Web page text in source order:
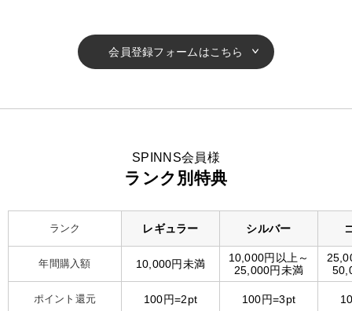
会員登録フォームはこちら
SPINNS会員様
ランク別特典
ランク
年間購入額
ポイント還元
レギュラー シルバー
10,000円未満
10,000円以上～
25,000円未満
100円=2pt 100円=3pt